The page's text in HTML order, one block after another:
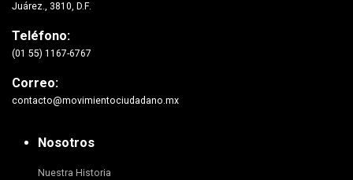
Juárez., 3810, D.F.
Teléfono:
(01 55) 1167-6767
Correo:
contacto@movimientociudadano.mx
Nosotros
Nuestra Historia